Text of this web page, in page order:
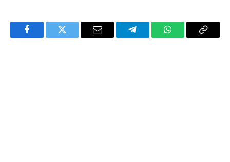
FacebookTwitter Email TelegramWhatsAppCopy